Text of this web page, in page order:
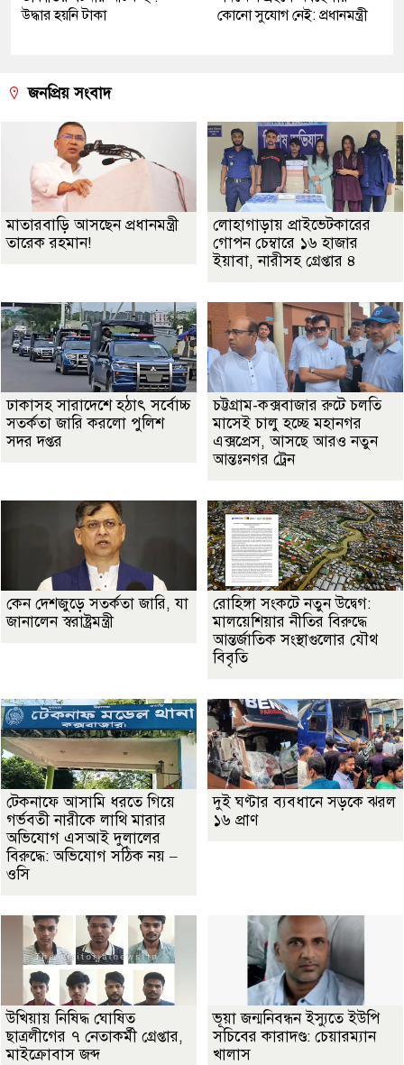
উদ্ধার হয়নি টাকা
কোনো সুযোগ নেই: প্রধানমন্ত্রী
জনপ্রিয় সংবাদ
মাতারবাড়ি আসছেন প্রধানমন্ত্রী
তারেক রহমান!
লোহাগাড়ায় প্রাইভেটকারের
গোপন চেম্বারে ১৬ হাজার
ইয়াবা, নারীসহ গ্রেপ্তার ৪
ঢাকাসহ সারাদেশে হঠাৎ সর্বোচ্চ
সতর্কতা জা‌রি করলো পুলিশ
সদর দপ্তর
চট্টগ্রাম-কক্সবাজার রুটে চলতি
মাসেই চালু হচ্ছে মহানগর
এক্সপ্রেস, আসছে আরও নতুন
আন্তঃনগর ট্রেন
কেন দেশজুড়ে সতর্কতা জারি, যা
জানালেন স্বরাষ্ট্রমন্ত্রী
রোহিঙ্গা সংকটে নতুন উদ্বেগ:
মালয়েশিয়ার নীতির বিরুদ্ধে
আন্তর্জাতিক সংস্থাগুলোর যৌথ
বিবৃতি
টেকনাফে আসামি ধরতে গিয়ে
গর্ভবতী নারীকে লাথি মারার
অভিযোগ এসআই দুলালের
বিরুদ্ধে: অভিযোগ সঠিক নয় –
ওসি
দুই ঘণ্টার ব্যবধানে সড়কে ঝরল
১৬ প্রাণ
উখিয়ায় নিষিদ্ধ ঘোষিত
ছাত্রলীগের ৭ নেতাকর্মী গ্রেপ্তার,
মাইক্রোবাস জব্দ
ভূয়া জন্মনিবন্ধন ইস্যুতে ইউপি
সচিবের কারাদণ্ড: চেয়ারম্যান
খালাস